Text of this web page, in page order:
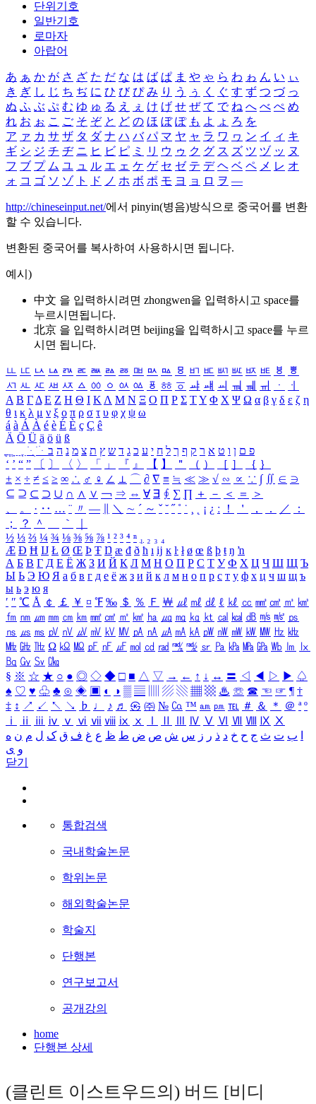
단위기호
일반기호
로마자
아랍어
あ ぁ か が さ ざ た だ な は ば ぱ ま や ゃ ら わ ゎ ん い ぃ
き ぎ し じ ち ぢ に ひ び ぴ み り う ぅ く ぐ す ず つ づ っ
ぬ ふ ぶ ぷ む ゆ ゅ る え ぇ け げ せ ぜ て で ね へ べ ぺ め
れ お ぉ こ ご そ ぞ と ど の ほ ぼ ぽ も よ ょ ろ を
ア ァ カ サ ザ タ ダ ナ ハ バ パ マ ヤ ャ ラ ワ ヮ ン イ ィ キ
ギ シ ジ チ ヂ ニ ヒ ビ ピ ミ リ ウ ゥ ク グ ス ズ ツ ヅ ッ ヌ
フ ブ プ ム ユ ュ ル エ ェ ケ ゲ セ ゼ テ デ ヘ ベ ペ メ レ オ
ォ コ ゴ ソ ゾ ト ド ノ ホ ボ ポ モ ヨ ョ ロ ヲ ―
http://chineseinput.net/에서 pinyin(병음)방식으로 중국어를 변환
할 수 있습니다.
변환된 중국어를 복사하여 사용하시면 됩니다.
예시)
中文 을 입력하시려면 zhongwen을 입력하시고 space를
누르시면됩니다.
北京 을 입력하시려면 beijing을 입력하시고 space를 누르
시면 됩니다.
ㅥ ㅦ ㅧ ㅨ ㅩ ㅪ ㅫ ㅬ ㅭ ㅮ ㅯ ㅰ ㅱ ㅲ ㅳ ㅴ ㅵ ㅶ ㅷ ㅸ
ㅹ
ㅺ ㅻ ㅼ ㅽ ㅾ ㅿ ㆀ ㆁ ㆂ ㆃ ㆄ ㆅ ㆆ ㆇ ㆈ ㆉ ㆊ ㆋ ㆌ ㆍ
ㆎ
Α Β ΓΔ Ε Ζ Η Θ Ι ΚΛ Μ Ν Ξ Ο Π Ρ Σ ΤΥ Φ Χ Ψ Ω α β γ δ ε ζ η
θ ι κ λ μ ν ξ ο π ρ σ τ υ φ χ ψ ω
á à Á À é è É È ç Ç ê
Ä Ö Ü ä ö ü ß
ִֶֹ ֻּ ׁׂ פ ם ן ו ט א ר ק ף ך ל ח י ע כ ג ד ש ץ ת צ מ נ ה ב
‘ ’ “ ” 〔 〕 〈 〉 「 」 『 』 【 】 ＂ （ ） ［ ］ ｛ ｝
± × ÷ ≠ ≤ ≥ ∞ ∴ ♂ ♀ ∠ ⊥ ⌒ ∂ ∇ ≡ ≒ ≪ ≫ √ ∽ ∝ ∵ ∫ ∬ ∈ ∋
⊆ ⊇ ⊂ ⊃ ∪ ∩ ∧ ∨ ￢ ⇒ ⇔ ∀ ∃ ∮ ∑ ∏ ＋ － ＜ ＝
＞
、
。 · ‥ … ¨ 〃 ― ＼ ∼ ´ ～ ˇ ˘ ˝ ˚ ˙ ¸ ¡ ¿ ː ！ ＇ ， ． ／
：
；
？ ＾ ｀
½ ⅓ ⅔ ¼ ¾ ⅛ ⅜ ⅝ ⅞ ¹ ² ³ ⁴ ⁿ ₁ ₂ ₃ ₄
Æ Ð Ħ Ĳ Ł Ø Œ Þ Ŧ Ŋ æ đ ð ħ ı ĳ ĸ ŀ ł ø œ ß þ ŧ ŋ ŉ
А Б В Г Д Е Ё Ж З И Й К Л М Н О П Р С Т У Ф Х Ц Ч Ш Щ Ъ
Ы Ь Э Ю Я а б в г д е ё ж з и й к л м н о п р с т у ф х ц ч ш щ ъ
ы ь э ю я
′ ″ ℃ Å ￠ ￡ ￥ ¤ ℉ ‰ ＄ ％ Ｆ ￦ ㎕ ㎖ ㎗ ℓ ㎘ ㏄ ㎣ ㎤ ㎥ ㎦
㎙ ㎚ ㎛ ㎜ ㎝ ㎞ ㎟ ㎠ ㎡ ㎢ ㏊ ㎍ ㎎ ㎏ ㏏ ㎈ ㎉ ㏈ ㎧ ㎨ ㎰
㎱ ㎲ ㎳ ㎴ ㎵ ㎶ ㎷ ㎸ ㎹ ㎀ ㎁ ㎂ ㎃ ㎄ ㎺ ㎻ ㎽ ㎾ ㎿ ㎐ ㎑
㎒ ㎓ ㎔ Ω ㏀ ㏁ ㎊ ㎋ ㎌ ㏖ ㏅ ㎭ ㎮ ㎯ ㏛ ㎩ ㎪ ㎫ ㎬ ㏝ ㏐
㏓
㏃ ㏉ ㏜ ㏆
§ ※ ☆ ★ ○ ● ◎ ◇ ◆ □ ■ △ ▽ → ← ↑ ↓ ↔ 〓 ◁ ◀ ▷ ▶ ♤
♠ ♡ ♥ ♧ ♣ ⊙ ◈ ▣ ◐ ◑ ▒ ▤ ▨ ▧ ▦ ▩ ♨ ☏ ☎ ☜ ☞ ¶ †
‡ ↕ ↗ ↙ ↖ ↘ ♭ ♩ ♪ ♬ ㉿ ㈜ № ㏇ ™ ㏂ ㏘ ℡ ＃ ＆ ＊ ＠ ª º
ⅰ
ⅱ ⅲ ⅳ ⅴ ⅵ ⅶ ⅷ ⅸ ⅹ Ⅳ Ⅴ Ⅵ Ⅶ Ⅷ Ⅸ Ⅹ
ب ت ث ج ح خ د ذ ر ز س ش ص ض ط ظ ع غ ف ق ک ل م ن ه
و ی
닫기
통합검색
국내학술논문
학위논문
해외학술논문
학술지
단행본
연구보고서
공개강의
home
단행본 상세
(클린트 이스트우드의) 버드 [비디